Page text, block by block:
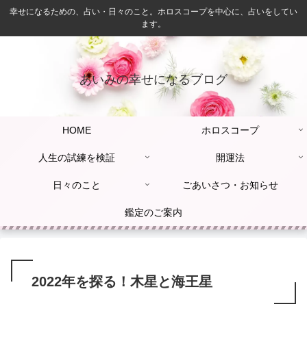
幸せになるための、占い・日々のこと。ホロスコープを中心に、占いをしてい
ます。
あいみの幸せになるブログ
HOME ホロスコープ
人生の試練を検証 開運法
日々のこと ごあいさつ・お知らせ
鑑定のご案内
2022年を探る！木星と海王星